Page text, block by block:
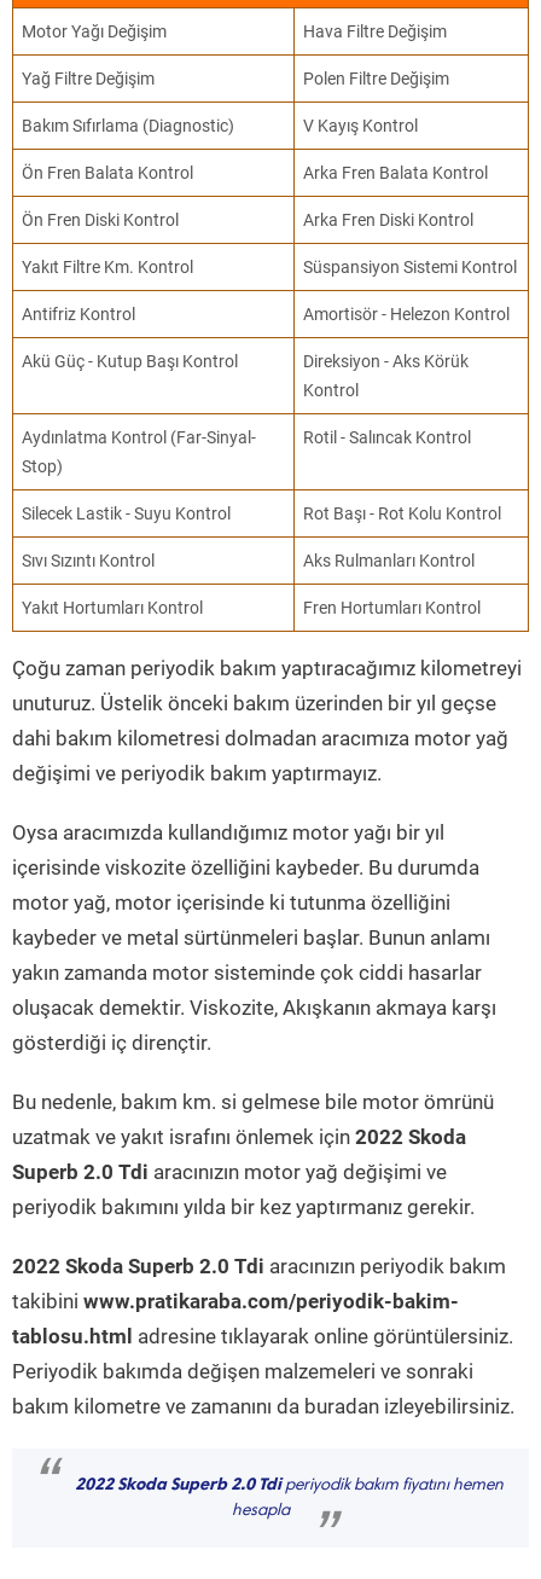
Motor Yağı Değişim Hava Filtre Değişim
Yağ Filtre Değişim Polen Filtre Değişim
Bakım Sıfırlama (Diagnostic) V Kayış Kontrol
Ön Fren Balata Kontrol Arka Fren Balata Kontrol
Ön Fren Diski Kontrol Arka Fren Diski Kontrol
Yakıt Filtre Km. Kontrol Süspansiyon Sistemi Kontrol
Antifriz Kontrol Amortisör - Helezon Kontrol
Akü Güç - Kutup Başı Kontrol
Direksiyon - Aks Körük
Kontrol
Aydınlatma Kontrol (Far-Sinyal-
Stop)
Rotil - Salıncak Kontrol
Silecek Lastik - Suyu Kontrol Rot Başı - Rot Kolu Kontrol
Sıvı Sızıntı Kontrol Aks Rulmanları Kontrol
Yakıt Hortumları Kontrol Fren Hortumları Kontrol
Çoğu zaman periyodik bakım yaptıracağımız kilometreyi
unuturuz. Üstelik önceki bakım üzerinden bir yıl geçse
dahi bakım kilometresi dolmadan aracımıza motor yağ
değişimi ve periyodik bakım yaptırmayız.
Oysa aracımızda kullandığımız motor yağı bir yıl
içerisinde viskozite özelliğini kaybeder. Bu durumda
motor yağ, motor içerisinde ki tutunma özelliğini
kaybeder ve metal sürtünmeleri başlar. Bunun anlamı
yakın zamanda motor sisteminde çok ciddi hasarlar
oluşacak demektir. Viskozite, Akışkanın akmaya karşı
gösterdiği iç dirençtir.
Bu nedenle, bakım km. si gelmese bile motor ömrünü
uzatmak ve yakıt israfını önlemek için 2022 Skoda
Superb 2.0 Tdi aracınızın motor yağ değişimi ve
periyodik bakımını yılda bir kez yaptırmanız gerekir.
2022 Skoda Superb 2.0 Tdi aracınızın periyodik bakım
takibini www.pratikaraba.com/periyodik-bakim-
tablosu.html adresine tıklayarak online görüntülersiniz.
Periyodik bakımda değişen malzemeleri ve sonraki
bakım kilometre ve zamanını da buradan izleyebilirsiniz.
“ 2022 Skoda Superb 2.0 Tdiperiyodik bakım fiyatını hemen
hesapla
”